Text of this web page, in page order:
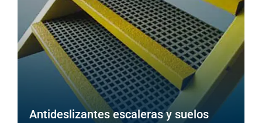
Antideslizantes escaleras y suelos